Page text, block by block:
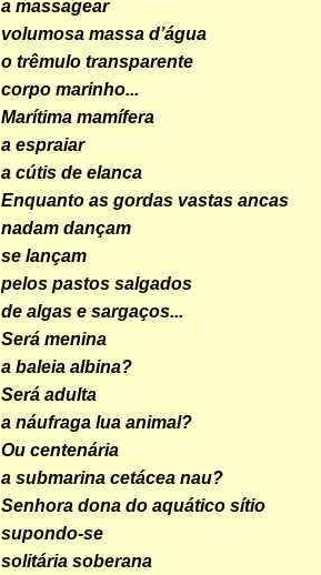
a massagear
volumosa massa d’água
o trêmulo transparente
corpo marinho...
Marítima mamífera
a espraiar
a cútis de elanca
Enquanto as gordas vastas ancas
nadam dançam
se lançam
pelos pastos salgados
de algas e sargaços...
Será menina
a baleia albina?
Será adulta
a náufraga lua animal?
Ou centenária
a submarina cetácea nau?
Senhora dona do aquático sítio
supondo-se
solitária soberana